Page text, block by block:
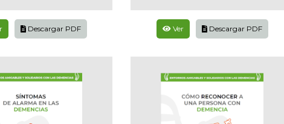
Descargar PDF Ver Descargar PDF